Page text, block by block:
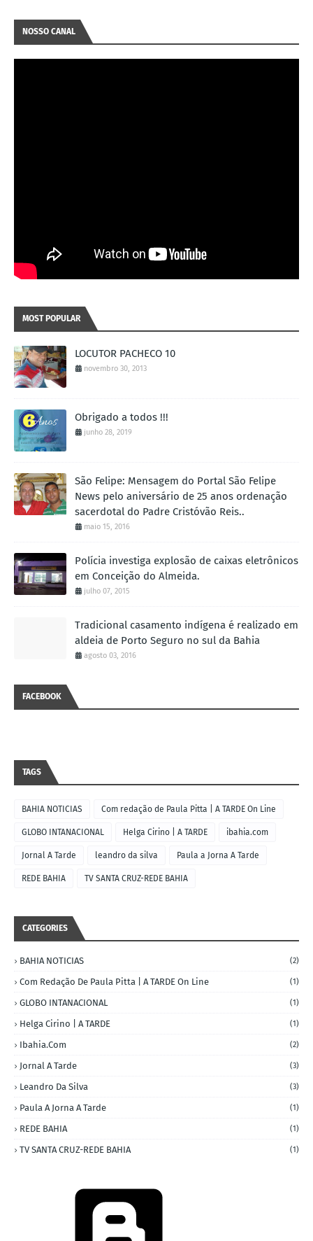
NOSSO CANAL
MOST POPULAR
LOCUTOR PACHECO 10
novembro 30, 2013
Obrigado a todos !!!
junho 28, 2019
São Felipe: Mensagem do Portal São Felipe
News pelo aniversário de 25 anos ordenação
sacerdotal do Padre Cristóvão Reis..
maio 15, 2016
Polícia investiga explosão de caixas eletrônicos
em Conceição do Almeida.
julho 07, 2015
Tradicional casamento indígena é realizado em
aldeia de Porto Seguro no sul da Bahia
agosto 03, 2016
FACEBOOK
TAGS
BAHIA NOTICIAS Com redação de Paula Pitta | A TARDE On Line
GLOBO INTANACIONAL Helga Cirino | A TARDE ibahia.com
Jornal A Tarde leandro da silva Paula a Jorna A Tarde
REDE BAHIA TV SANTA CRUZ-REDE BAHIA
CATEGORIES
BAHIA NOTICIAS (2)
Com Redação De Paula Pitta | A TARDE On Line (1)
GLOBO INTANACIONAL (1)
Helga Cirino | A TARDE (1)
Ibahia.com (2)
Jornal A Tarde (3)
Leandro Da Silva (3)
Paula A Jorna A Tarde (1)
REDE BAHIA (1)
TV SANTA CRUZ-REDE BAHIA (1)